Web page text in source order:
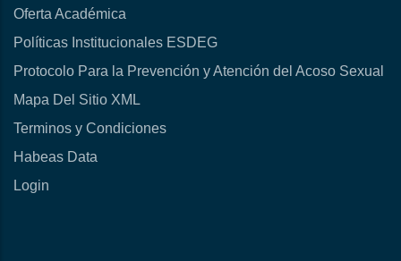
Oferta Académica
Políticas Institucionales ESDEG
Protocolo Para la Prevención y Atención del Acoso Sexual
Mapa Del Sitio XML
Terminos y Condiciones
Habeas Data
Login